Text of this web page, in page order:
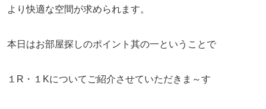
より快適な空間が求められます。
本日はお部屋探しのポイント其の一ということで
１R・１Kについてご紹介させていただきま～す